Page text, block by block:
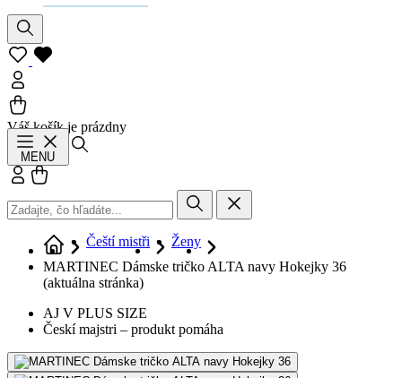
Váš košík je prázdny
MENU
Prihlásiť sa
Čeští mistři
Ženy
MARTINEC Dámske tričko ALTA navy Hokejky 36
(aktuálna stránka)
AJ V PLUS SIZE
Českí majstri – produkt pomáha